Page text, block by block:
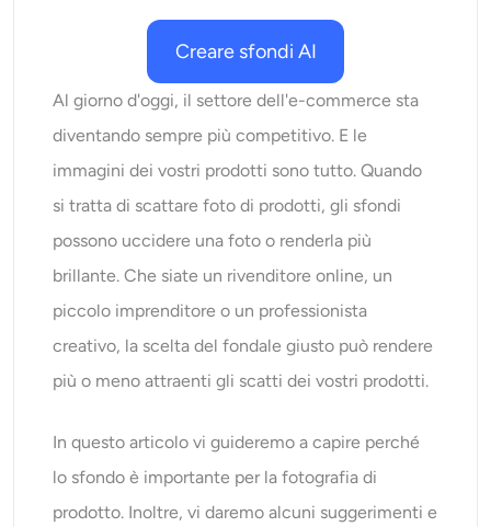
Ricolorazione AI
Generatore di immagini con stile AI
Strumenti per ritratti
Cambio acconciatura
Bambino AI
Filtro AI
Generatore di colpi alla testa Pro
Generatore di colpi alla testa AI
Creare sfondi AI
Al giorno d'oggi, il settore dell'e-commerce sta
diventando sempre più competitivo. E le
immagini dei vostri prodotti sono tutto. Quando
si tratta di scattare foto di prodotti, gli sfondi
possono uccidere una foto o renderla più
brillante. Che siate un rivenditore online, un
piccolo imprenditore o un professionista
creativo, la scelta del fondale giusto può rendere
più o meno attraenti gli scatti dei vostri prodotti.
In questo articolo vi guideremo a capire perché
lo sfondo è importante per la fotografia di
prodotto. Inoltre, vi daremo alcuni suggerimenti e